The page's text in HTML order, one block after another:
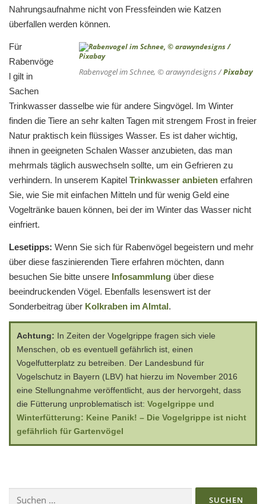
Nahrungsaufnahme nicht von Fressfeinden wie Katzen
überfallen werden können.
Rabenvogel im Schnee, © arawyndesigns /Pixabay
Für
Rabenvöge
l gilt in
Sachen
Trinkwasser dasselbe wie für andere Singvögel. Im Winter
finden die Tiere an sehr kalten Tagen mit strengem Frost in freier
Natur praktisch kein flüssiges Wasser. Es ist daher wichtig,
ihnen in geeigneten Schalen Wasser anzubieten, das man
mehrmals täglich auswechseln sollte, um ein Gefrieren zu
verhindern. In unserem Kapitel Trinkwasser anbieten erfahren
Sie, wie Sie mit einfachen Mitteln und für wenig Geld eine
Vogeltränke bauen können, bei der im Winter das Wasser nicht
einfriert.
Lesetipps: Wenn Sie sich für Rabenvögel begeistern und mehr
über diese faszinierenden Tiere erfahren möchten, dann
besuchen Sie bitte unsere Infosammlung über diese
beeindruckenden Vögel. Ebenfalls lesenswert ist der
Sonderbeitrag über Kolkraben im Almtal.
Achtung: In Zeiten der Vogelgrippe fragen sich viele
Menschen, ob es eventuell gefährlich ist, einen
Vogelfutterplatz zu betreiben. Der Landesbund für
Vogelschutz in Bayern (LBV) hat hierzu im November 2016
eine Stellungnahme veröffentlicht, aus der hervorgeht, dass
die Fütterung unproblematisch ist: Vogelgrippe und
Winterfütterung: Keine Panik! – Die Vogelgrippe ist nicht
gefährlich für Gartenvögel